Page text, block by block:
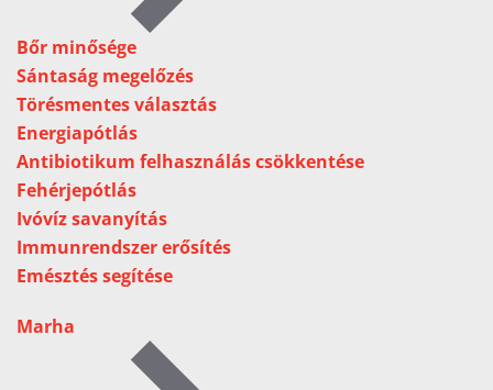
Bőr minősége
Sántaság megelőzés
Törésmentes választás
Energiapótlás
Antibiotikum felhasználás csökkentése
Fehérjepótlás
Ivóvíz savanyítás
Immunrendszer erősítés
Emésztés segítése
Marha